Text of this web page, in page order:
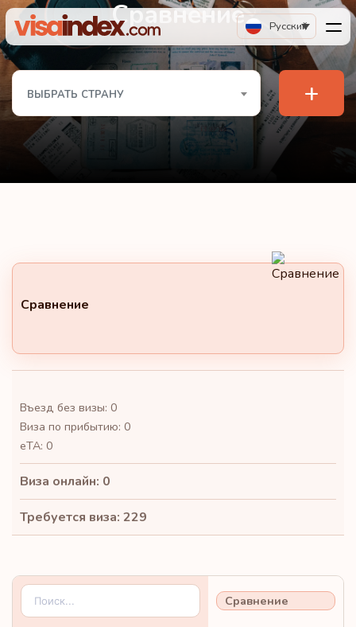
Русский
Сравнение
ВЫБРАТЬ СТРАНУ +
Сравнение
Въезд без визы: 0
Виза по прибытию: 0
eTA: 0
Виза онлайн: 0
Требуется виза: 229
Сравнение